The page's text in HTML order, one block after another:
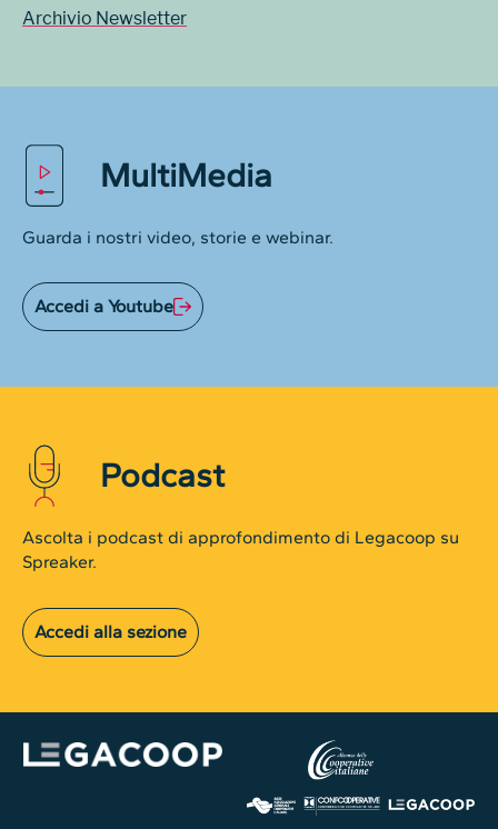
Archivio Newsletter
MultiMedia
Guarda i nostri video, storie e webinar.
Accedi a Youtube
Podcast
Ascolta i podcast di approfondimento di Legacoop su
Spreaker.
Accedi alla sezione